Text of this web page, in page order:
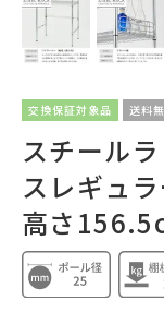
交換保証対象品 送料
スチール
スレギュ
高さ